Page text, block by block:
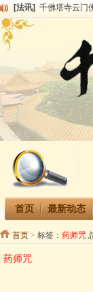
[法讯] 千佛塔寺云门
[法讯]
共赴华藏世
千佛塔寺阅藏
[法讯]
清明节祭祖报
[法讯] 本寺方丈上明
[法讯]
2015-3-26师
[法讯]
广东千佛塔寺
[法讯]
恭请海涛法师
[法讯] 2014年七月大
首页 最新动态
首页 > 标签： 药师咒
·药师咒